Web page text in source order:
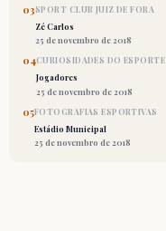
03SPORT CLUB JUIZ DE FORA
Zé Carlos
25 de novembro de 2018
04CURIOSIDADES DO ESPORTE
Jogadores
25 de novembro de 2018
05FOTOGRAFIAS ESPORTIVAS
Estádio Municipal
25 de novembro de 2018